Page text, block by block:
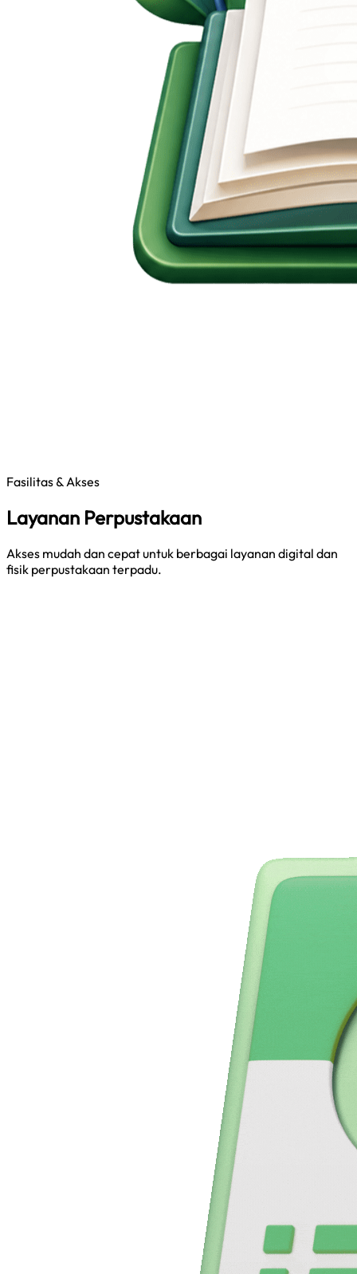
Fasilitas & Akses
Layanan Perpustakaan
Akses mudah dan cepat untuk berbagai layanan digital dan
fisik perpustakaan terpadu.